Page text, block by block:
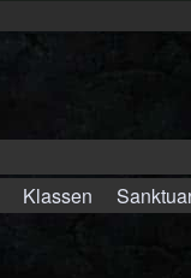
Klassen